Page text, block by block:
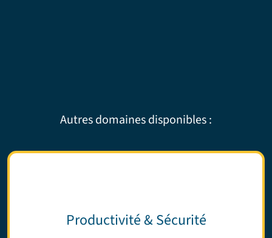
Autres domaines disponibles :
Productivité & Sécurité